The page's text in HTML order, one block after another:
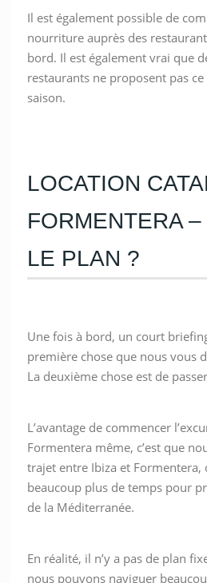
Il est également possible de
nourriture auprès des
bord. Il est également vrai que
restaurants ne proposent pas
saison.
LOCATION
FORMENTERA
LE PLAN ?
Une fois à bord, un court
première chose que nous vous
La deuxième chose est de
L’avantage de commencer
Formentera même, c’est que
trajet entre Ibiza et Formentera,
beaucoup plus de temps pour
de la Méditerranée.
En réalité, il n’y a pas de plan
nous pouvons naviguer